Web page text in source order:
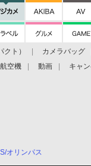
ト） カメラバッグ
航空機 動画 キャ
オリンパス